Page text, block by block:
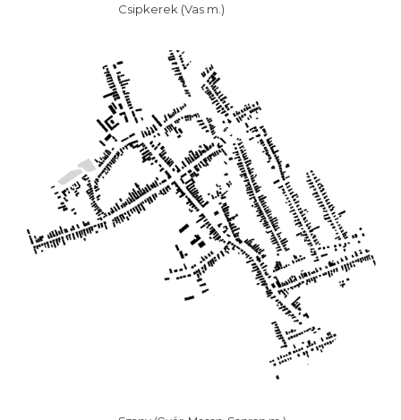
Csipkerek (Vas m.)